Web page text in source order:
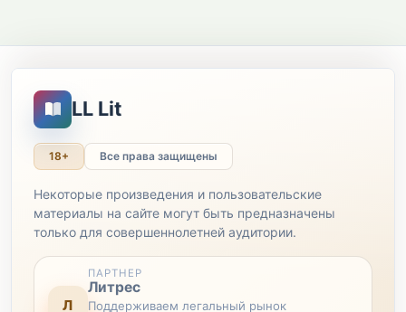
LL Lit
18+ Все права защищены
Некоторые произведения и пользовательские
материалы на сайте могут быть предназначены
только для совершеннолетней аудитории.
Л
ПАРТНЕР
Литрес
Поддерживаем легальный рынок